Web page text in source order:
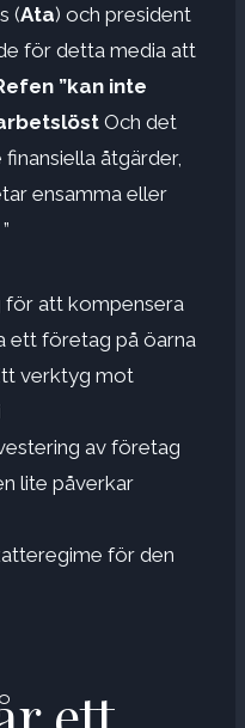
(Ata) och president
för detta media att
”kan inte
Och det
åtgärder,
ensamma eller
för att kompensera
ett företag på öarna
verktyg mot
av företag
lite påverkar
för den